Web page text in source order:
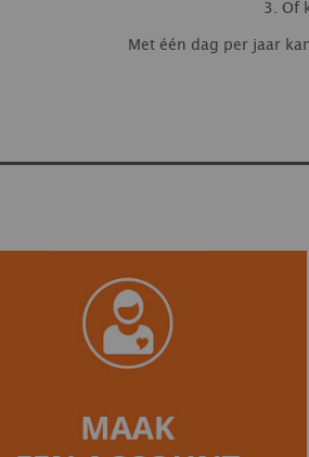
3. Of
Met één dag per jaar